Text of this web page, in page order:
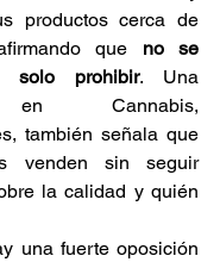
productos cerca de
que no se
solo prohibir. Una
en Cannabis,
también señala que
venden sin seguir
la calidad y quién
una fuerte oposición